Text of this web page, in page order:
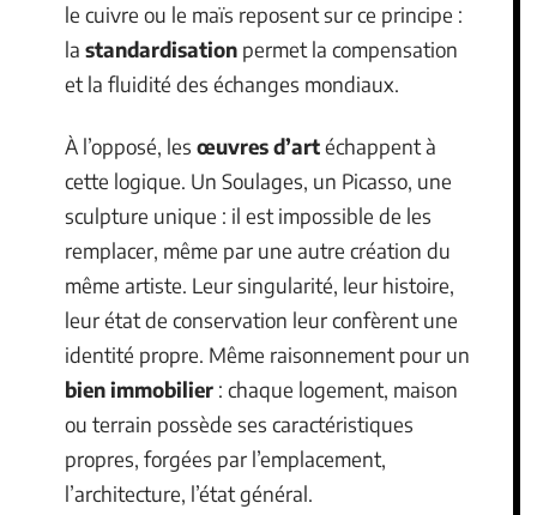
le cuivre ou le maïs reposent sur ce principe :
la standardisation permet la compensation
et la fluidité des échanges mondiaux.
À l’opposé, les œuvres d’artéchappent à
cette logique. Un Soulages, un Picasso, une
sculpture unique : il est impossible de les
remplacer, même par une autre création du
même artiste. Leur singularité, leur histoire,
leur état de conservation leur confèrent une
identité propre. Même raisonnement pour un
bien immobilier : chaque logement, maison
ou terrain possède ses caractéristiques
propres, forgées par l’emplacement,
l’architecture, l’état général.